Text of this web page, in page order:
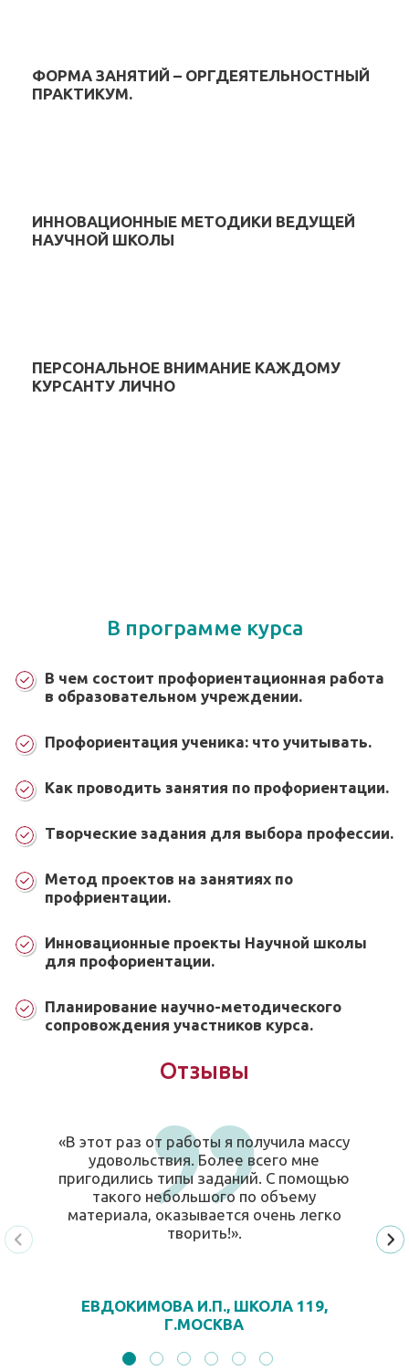
ФОРМА ЗАНЯТИЙ – ОРГДЕЯТЕЛЬНОСТНЫЙ
ПРАКТИКУМ.
ИННОВАЦИОННЫЕ МЕТОДИКИ ВЕДУЩЕЙ
НАУЧНОЙ ШКОЛЫ
ПЕРСОНАЛЬНОЕ ВНИМАНИЕ КАЖДОМУ
КУРСАНТУ ЛИЧНО
В программе курса
В чем состоит профориентационная работа
в образовательном учреждении.
Профориентация ученика: что учитывать.
Как проводить занятия по профориентации.
Творческие задания для выбора профессии.
Метод проектов на занятиях по
профриентации.
Инновационные проекты Научной школы
для профориентации.
Планирование научно-методического
сопровождения участников курса.
Отзывы
«В этот раз от работы я получила массу
удовольствия. Более всего мне
пригодились типы заданий. С помощью
такого небольшого по объему
материала, оказывается очень легко
творить!».
ЕВДОКИМОВА И.П., ШКОЛА 119,
Г.МОСКВА